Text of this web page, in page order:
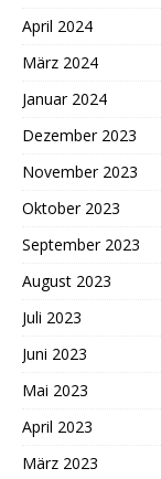
April 2024
März 2024
Januar 2024
Dezember 2023
November 2023
Oktober 2023
September 2023
August 2023
Juli 2023
Juni 2023
Mai 2023
April 2023
März 2023